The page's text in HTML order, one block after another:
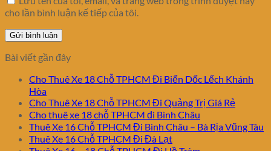
cho lần bình luận kế tiếp của tôi.
Bài viết gần đây
Cho Thuê Xe 18 Chỗ TPHCM Đi Biển Dốc Lếch Khánh
Hòa
Cho Thuê Xe 18 Chỗ TPHCM Đi Quảng Trị Giá Rẻ
Cho thuê xe 18 chỗ TPHCM đi Bình Châu
Thuê Xe 16 Chỗ TPHCM Đi Bình Châu – Bà Rịa Vũng Tàu
Thuê Xe 16 Chỗ TPHCM Đi Đà Lạt